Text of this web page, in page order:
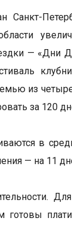
Санкт-
— «Дни
из
за 120
в
— на 11